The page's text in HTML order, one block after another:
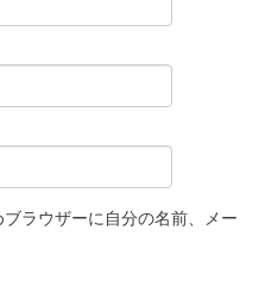
ラウザーに自分の名前、メー